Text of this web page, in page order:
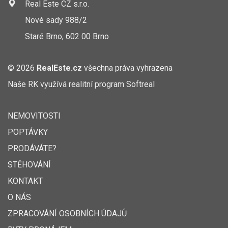
Real Este CZ s.r.o.
Nové sady 988/2
Staré Brno, 602 00 Brno
© 2026 RealEste.cz všechna práva vyhrazena
Naše RK využívá realitní program Softreal
NEMOVITOSTI
POPTÁVKY
PRODÁVÁTE?
STĚHOVÁNÍ
KONTAKT
O NÁS
ZPRACOVÁNÍ OSOBNÍCH ÚDAJŮ